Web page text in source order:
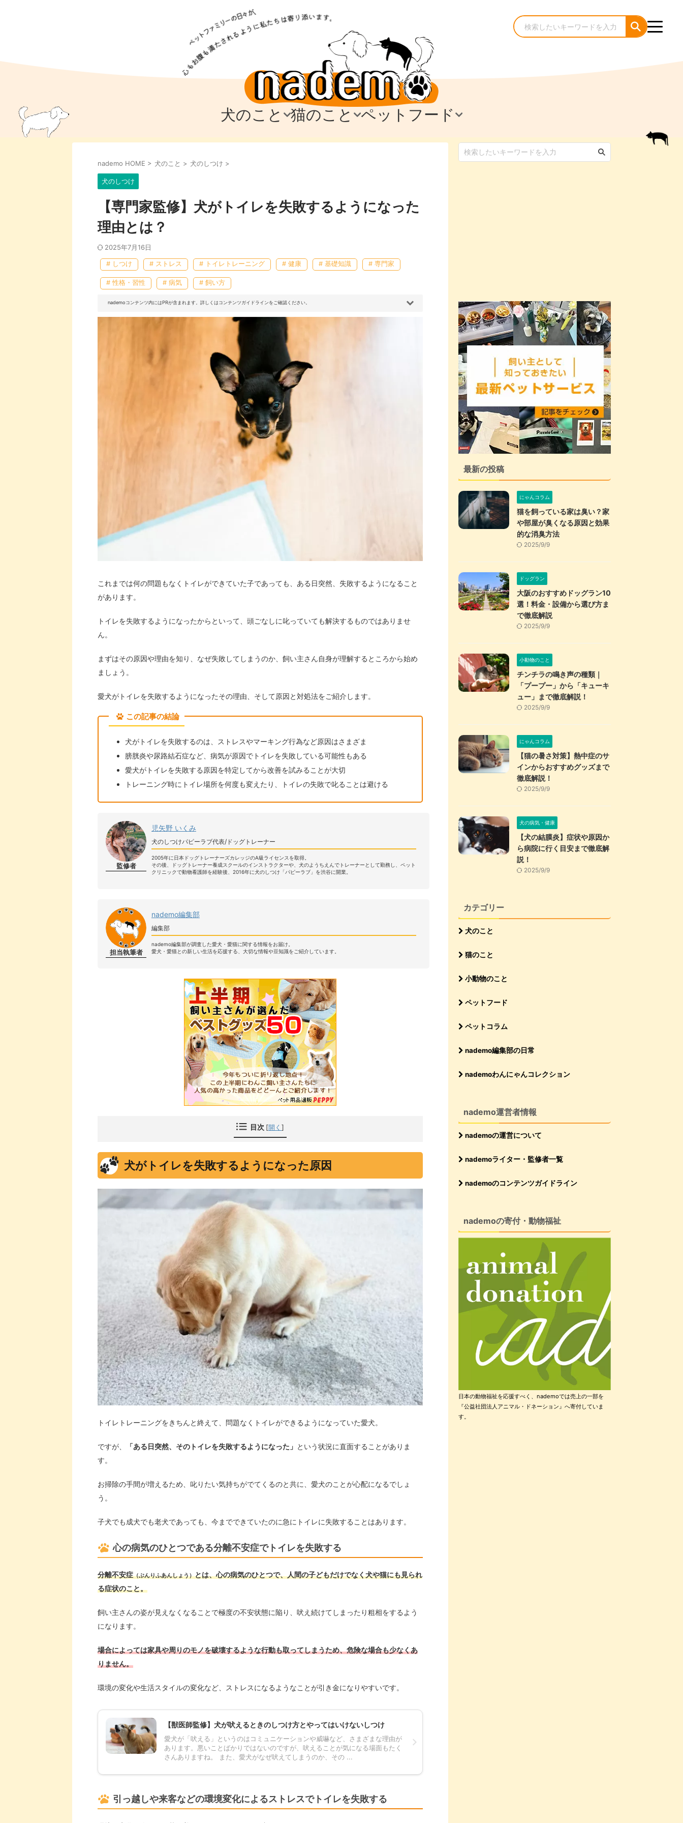
犬のこと
犬のこと
犬のケア・お手入れ
犬のしつけ
犬のアイテム
猫のこと
猫のこと
猫のケア・お手入れ
猫のしつけ
猫のアイテム
ペットフード
ペットフード
nademo HOME > 犬のこと > 犬のしつけ >
犬のしつけ
【専門家監修】犬がトイレを失敗するようになった
理由とは？
2025年7月16日
# しつけ # ストレス # トイレトレーニング # 健康 # 基礎知識 # 専門家
# 性格・習性 # 病気 # 飼い方
nademoコンテンツ内にはPRが含まれます。詳しくはコンテンツガイドラインをご確認ください。
これまでは何の問題もなくトイレができていた子であっても、ある日突然、失敗するようになること
があります。
トイレを失敗するようになったからといって、頭ごなしに叱っていても解決するものではありませ
ん。
まずはその原因や理由を知り、なぜ失敗してしまうのか、飼い主さん自身が理解するところから始め
ましょう。
愛犬がトイレを失敗するようになったその理由、そして原因と対処法をご紹介します。
この記事の結論
犬がトイレを失敗するのは、ストレスやマーキング行為など原因はさまざま
膀胱炎や尿路結石症など、病気が原因でトイレを失敗している可能性もある
愛犬がトイレを失敗する原因を特定してから改善を試みることが大切
トレーニング時にトイレ場所を何度も変えたり、トイレの失敗で叱ることは避ける
監修者
児矢野 いくみ
犬のしつけパピーラブ代表/ドッグトレーナー
2005年に日本ドッグトレーナーズカレッジのA級ライセンスを取得。
その後、ドッグトレーナー養成スクールのインストラクターや、犬のようちえんでトレーナーとして勤務し、ペット
クリニックで動物看護師を経験後、2016年に犬のしつけ「パピーラブ」を渋谷に開業。
担当執筆者
nademo編集部
編集部
nademo編集部が調査した愛犬・愛猫に関する情報をお届け。
愛犬・愛猫との新しい生活を応援する、大切な情報や豆知識をご紹介しています。
目次 [開く ]
犬がトイレを失敗するようになった原因
トイレトレーニングをきちんと終えて、問題なくトイレができるようになっていた愛犬。
ですが、 「ある日突然、そのトイレを失敗するようになった」 という状況に直面することがありま
す。
お掃除の手間が増えるため、叱りたい気持ちがでてくるのと共に、愛犬のことが心配になるでしょ
う。
子犬でも成犬でも老犬であっても、今までできていたのに急にトイレに失敗することはあります。
心の病気のひとつである分離不安症でトイレを失敗する
分離不安症（ぶんりふあんしょう）とは、心の病気のひとつで、人間の子どもだけでなく犬や猫にも見られ
る症状のこと。
飼い主さんの姿が見えなくなることで極度の不安状態に陥り、吠え続けてしまったり粗相をするよう
になります。
場合によっては家具や周りのモノを破壊するような行動も取ってしまうため、危険な場合も少なくあ
りません。
環境の変化や生活スタイルの変化など、ストレスになるようなことが引き金になりやすいです。
【獣医師監修】犬が吠えるときのしつけ方とやってはいけないしつけ
愛犬が「吠える」というのはコミュニケーションや威嚇など、さまざまな理由が
あります。悪いことばかりではないのですが、吠えることが気になる場面もたく
さんありますね。 また、愛犬がなぜ吠えてしまうのか、その ...
引っ越しや来客などの環境変化によるストレスでトイレを失敗する
最新の投稿
にゃんコラム
猫を飼っている家は臭い？家
や部屋が臭くなる原因と効果
的な消臭方法
2025/9/9
ドッグラン
大阪のおすすめドッグラン10
選！料金・設備から選び方ま
で徹底解説
2025/9/9
小動物のこと
チンチラの鳴き声の種類｜
「プープー」から「キューキ
ュー」まで徹底解説！
2025/9/9
にゃんコラム
【猫の暑さ対策】熱中症のサ
インからおすすめグッズまで
徹底解説！
2025/9/9
犬の病気・健康
【犬の結膜炎】症状や原因か
ら病院に行く目安まで徹底解
説！
2025/9/9
カテゴリー
犬のこと
猫のこと
小動物のこと
ペットフード
ペットコラム
nademo編集部の日常
nademoわんにゃんコレクション
nademo運営者情報
nademoの運営について
nademoライター・監修者一覧
nademoのコンテンツガイドライン
nademoの寄付・動物福祉
日本の動物福祉を応援すべく、nademoでは売上の一部を
『公益社団法人アニマル・ドネーション』へ寄付していま
す。